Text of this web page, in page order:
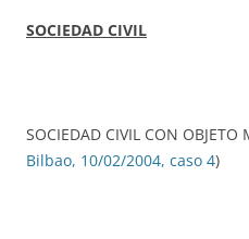
SOCIEDAD CIVIL
SOCIEDAD CIVIL CON OBJETO
Bilbao, 10/02/2004, caso 4)